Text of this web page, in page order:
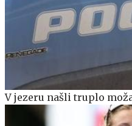
V jezeru našli truplo